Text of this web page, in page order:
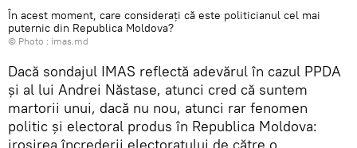
În acest moment, care considerați că este politicianul cel mai
puternic din Republica Moldova?
© Photo : imas.md
Dacă sondajul IMAS reflectă adevărul în cazul PPDA
și al lui Andrei Năstase, atunci cred că suntem
martorii unui, dacă nu nou, atunci rar fenomen
politic și electoral produs în Republica Moldova: